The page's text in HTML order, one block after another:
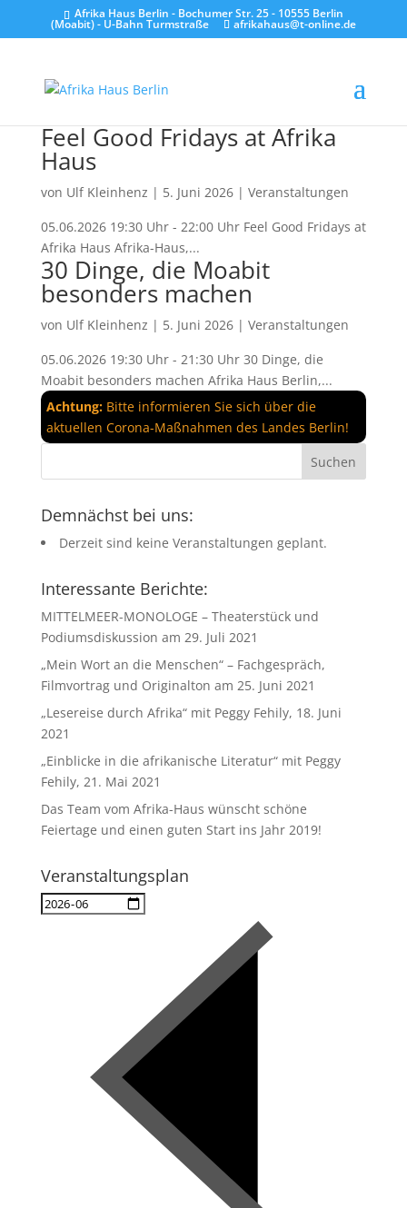
Afrika Haus Berlin - Bochumer Str. 25 - 10555 Berlin
(Moabit) - U-Bahn Turmstraße afrikahaus@t-online.de
Feel Good Fridays at Afrika
Haus
von Ulf Kleinhenz | 5. Juni 2026| Veranstaltungen
05.06.2026 19:30 Uhr - 22:00 Uhr Feel Good Fridays at
Afrika Haus Afrika-Haus,...
30 Dinge, die Moabit
besonders machen
von Ulf Kleinhenz | 5. Juni 2026| Veranstaltungen
05.06.2026 19:30 Uhr - 21:30 Uhr 30 Dinge, die
Moabit besonders machen Afrika Haus Berlin,...
Achtung:Bitte informieren Sie sich über die
aktuellen Corona-Maßnahmen des Landes Berlin!
Demnächst bei uns:
Derzeit sind keine Veranstaltungen geplant.
Interessante Berichte:
MITTELMEER-MONOLOGE – Theaterstück und
Podiumsdiskussion am 29. Juli 2021
„Mein Wort an die Menschen“ – Fachgespräch,
Filmvortrag und Originalton am 25. Juni 2021
„Lesereise durch Afrika“ mit Peggy Fehily, 18. Juni
2021
„Einblicke in die afrikanische Literatur“ mit Peggy
Fehily, 21. Mai 2021
Das Team vom Afrika-Haus wünscht schöne
Feiertage und einen guten Start ins Jahr 2019!
Veranstaltungsplan